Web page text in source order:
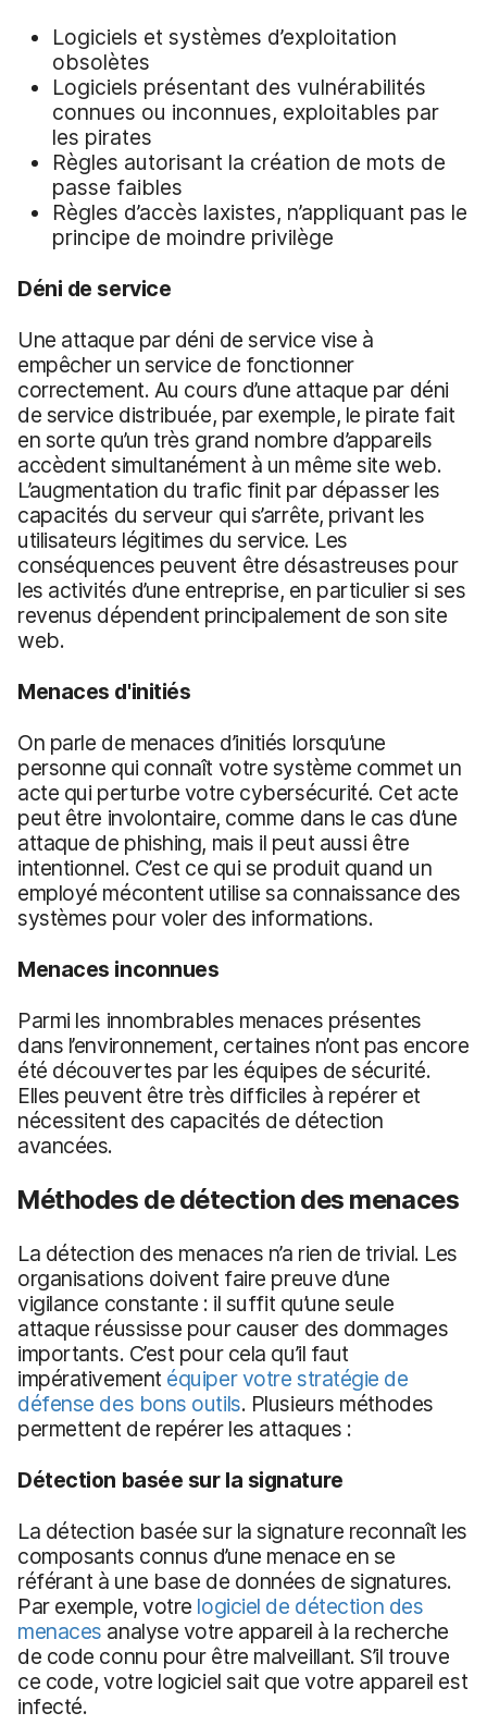
Logiciels et systèmes d’exploitation
obsolètes
Logiciels présentant des vulnérabilités
connues ou inconnues, exploitables par
les pirates
Règles autorisant la création de mots de
passe faibles
Règles d’accès laxistes, n’appliquant pas le
principe de moindre privilège
Déni de service
Une attaque par déni de service vise à
empêcher un service de fonctionner
correctement. Au cours d’une attaque par déni
de service distribuée, par exemple, le pirate fait
en sorte qu’un très grand nombre d’appareils
accèdent simultanément à un même site web.
L’augmentation du trafic finit par dépasser les
capacités du serveur qui s’arrête, privant les
utilisateurs légitimes du service. Les
conséquences peuvent être désastreuses pour
les activités d’une entreprise, en particulier si ses
revenus dépendent principalement de son site
web.
Menaces d'initiés
On parle de menaces d’initiés lorsqu’une
personne qui connaît votre système commet un
acte qui perturbe votre cybersécurité. Cet acte
peut être involontaire, comme dans le cas d’une
attaque de phishing, mais il peut aussi être
intentionnel. C’est ce qui se produit quand un
employé mécontent utilise sa connaissance des
systèmes pour voler des informations.
Menaces inconnues
Parmi les innombrables menaces présentes
dans l’environnement, certaines n’ont pas encore
été découvertes par les équipes de sécurité.
Elles peuvent être très difficiles à repérer et
nécessitent des capacités de détection
avancées.
Méthodes de détection des menaces
La détection des menaces n’a rien de trivial. Les
organisations doivent faire preuve d’une
vigilance constante : il suffit qu’une seule
attaque réussisse pour causer des dommages
importants. C’est pour cela qu’il faut
impérativement équiper votre stratégie de
défense des bons outils. Plusieurs méthodes
permettent de repérer les attaques :
Détection basée sur la signature
La détection basée sur la signature reconnaît les
composants connus d’une menace en se
référant à une base de données de signatures.
Par exemple, votre logiciel de détection des
menaces analyse votre appareil à la recherche
de code connu pour être malveillant. S’il trouve
ce code, votre logiciel sait que votre appareil est
infecté.